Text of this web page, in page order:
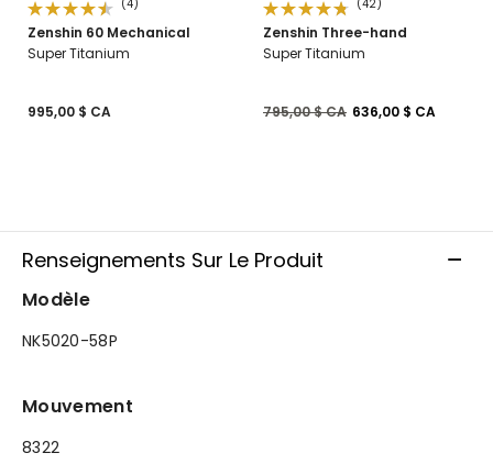
(4)
Zenshin 60 Mechanical
Super Titanium
995,00 $ CA
(42)
Zenshin Three-hand
Super Titanium
Prix réduit de
795,00 $ CAà636,00 $ CA
Renseignements Sur Le Produit
Modèle
NK5020-58P
Mouvement
8322